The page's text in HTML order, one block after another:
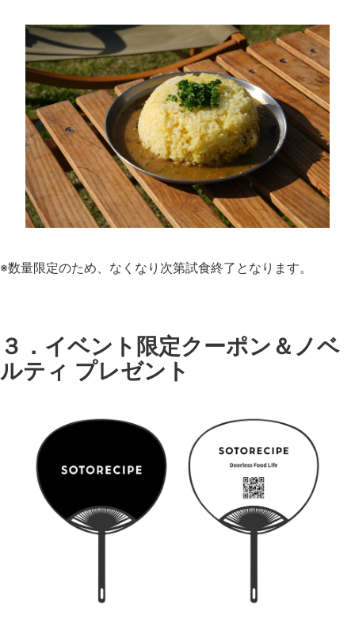
※数量限定のため、なくなり次第試食終了となります。
３．イベント限定クーポン＆ノベ
ルティ プレゼント